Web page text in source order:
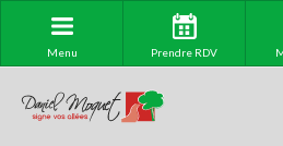
Menu Prendre RDV